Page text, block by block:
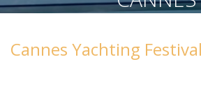
Cannes Yachting